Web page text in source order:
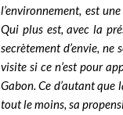
l’environnement, est
Qui plus est, avec la
secrètement d’envie,
visite si ce n’est pour
Gabon. Ce d’autant
tout le moins, sa